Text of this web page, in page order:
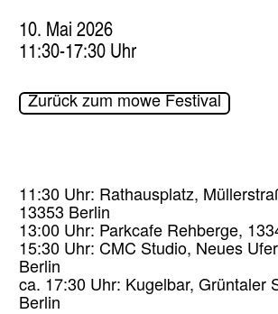
10. Mai 2026
11:30-17:30 Uhr
Zurück zum mowe Festival
11:30 Uhr: Rathausplatz,
13353 Berlin
13:00 Uhr: Parkcafe Rehberge,
15:30 Uhr: CMC Studio, Neues
Berlin
ca. 17:30 Uhr: Kugelbar, Grüntaler
Berlin